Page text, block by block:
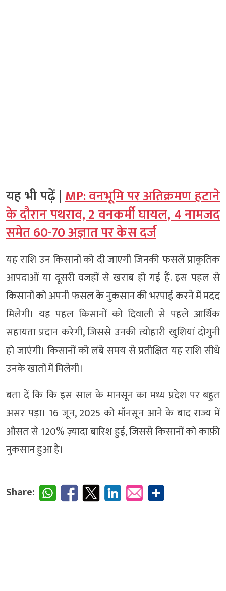
यह भी पढ़ें |MP: वनभूमि पर अतिक्रमण हटाने
के दौरान पथराव, 2 वनकर्मी घायल, 4 नामजद
समेत 60-70 अज्ञात पर केस दर्ज
यह राशि उन किसानों को दी जाएगी जिनकी फसलें प्राकृतिक
आपदाओं या दूसरी वजहों से खराब हो गई हैं. इस पहल से
किसानों को अपनी फसल के नुकसान की भरपाई करने में मदद
मिलेगी। यह पहल किसानों को दिवाली से पहले आर्थिक
सहायता प्रदान करेगी, जिससे उनकी त्योहारी खुशियां दोगुनी
हो जाएंगी। किसानों को लंबे समय से प्रतीक्षित यह राशि सीधे
उनके खातों में मिलेगी।
बता दें कि कि इस साल के मानसून का मध्य प्रदेश पर बहुत
असर पड़ा। 16 जून, 2025 को मॉनसून आने के बाद राज्य में
औसत से 120% ज़्यादा बारिश हुई, जिससे किसानों को काफ़ी
नुकसान हुआ है।
Share: